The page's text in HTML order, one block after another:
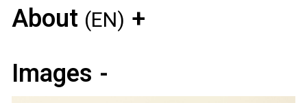
About (EN)
Images